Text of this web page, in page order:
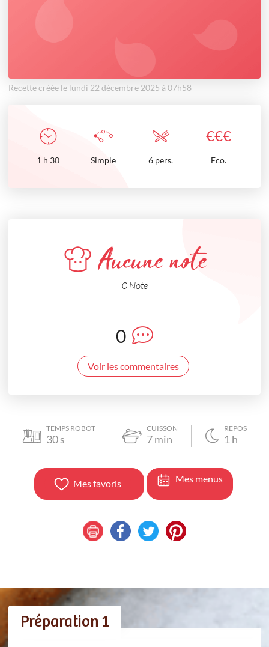
Recette créée le lundi 22 décembre 2025 à 07h58
€€€
1 h 30 Simple 6 pers. Eco.
Aucune note
0 Note
0
Voir les commentaires
TEMPS ROBOT
30s
CUISSON
7min
REPOS
1 h
Mes favoris Mes menus
Préparation 1